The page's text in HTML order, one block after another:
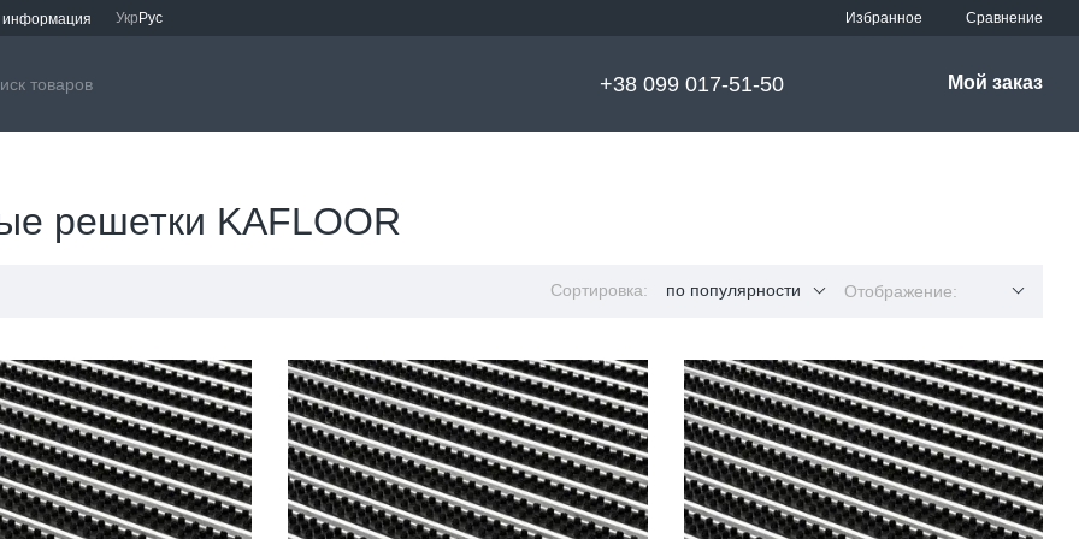
информация Укр Рус Избранное Сравнение
+38 099 017-51-50 Мой заказ
решетки KAFLOOR
Сортировка: по популярности Отображение: